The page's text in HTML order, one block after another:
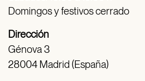
Domingos y festivos cerrado
Dirección
Génova 3
28004 Madrid (España)